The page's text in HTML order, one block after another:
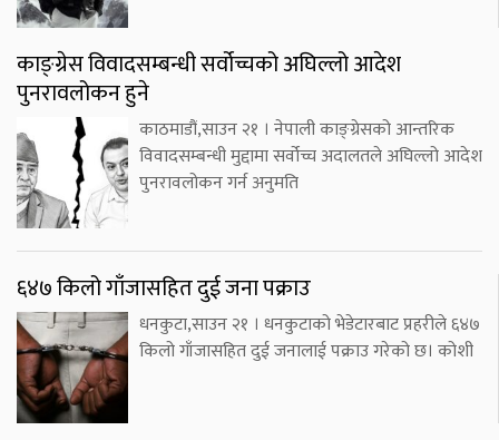
काङ्ग्रेस विवादसम्बन्धी सर्वोच्चको अघिल्लो आदेश
पुनरावलोकन हुने
काठमाडौं,साउन २१ । नेपाली काङ्ग्रेसको आन्तरिक
विवादसम्बन्धी मुद्दामा सर्वोच्च अदालतले अघिल्लो आदेश
पुनरावलोकन गर्न अनुमति
६४७ किलो गाँजासहित दुई जना पक्राउ
धनकुटा,साउन २१ । धनकुटाको भेडेटारबाट प्रहरीले ६४७
किलो गाँजासहित दुई जनालाई पक्राउ गरेको छ। कोशी